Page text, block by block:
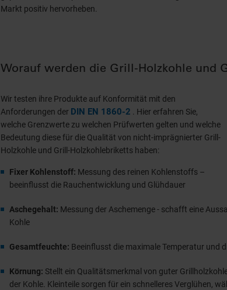
Markt positiv hervorheben.
Worauf werden die Grill-Holzkohle und
Wir testen ihre Produkte auf Konformität mit den
Anforderungen der DIN EN 1860-2 . Hier erfahren Sie,
welche Grenzwerte zu welchen Prüfwerten gelten und welche
Bedeutung diese für die Qualität von nicht-imprägnierter Grill-
Holzkohle und Grill-Holzkohlebriketts haben:
Fixer Kohlenstoff: Messung des reinen Kohlenstoffs –
beeinflusst die Rauchentwicklung und Glühdauer
Aschegehalt: Messung der Aschemenge - schafft eine
Kohle
Gesamtfeuchte: Beeinflusst die maximale Temperatur und
Körnung: Stellt ein Qualitätsmerkmal von guter
der Kohle. Kleinteile sorgen für ein schnelleres Verglühen,